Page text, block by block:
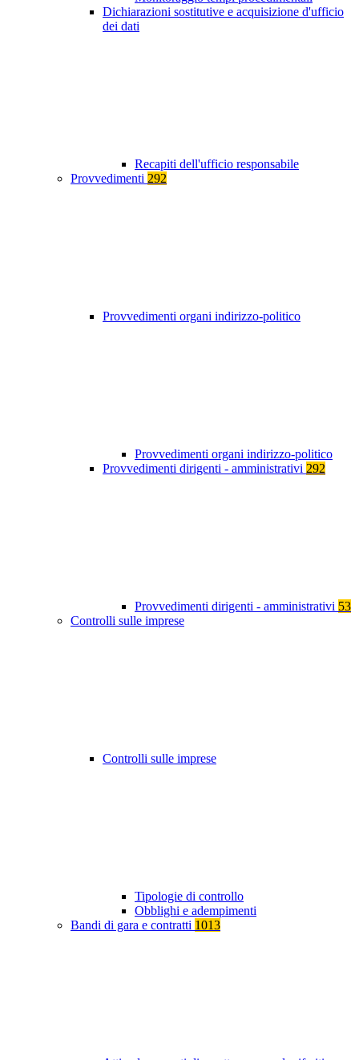
Dichiarazioni sostitutive e acquisizione d'ufficio
dei dati
Recapiti dell'ufficio responsabile
Provvedimenti 292
Provvedimenti organi indirizzo-politico
Provvedimenti organi indirizzo-politico
Provvedimenti dirigenti - amministrativi 292
Provvedimenti dirigenti - amministrativi 53
Controlli sulle imprese
Controlli sulle imprese
Tipologie di controllo
Obblighi e adempimenti
Bandi di gara e contratti 1013